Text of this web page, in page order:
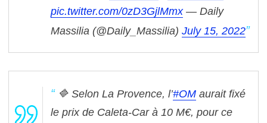
pic.twitter.com/0zD3GjlMmx — Daily
Massilia (@Daily_Massilia) July 15, 2022
🔷 Selon La Provence, l’#OM aurait fixé
le prix de Caleta-Car à 10 M€, pour ce